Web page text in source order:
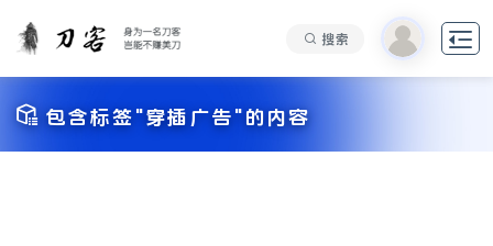
搜索 
 包含标签"穿插广告"的内容